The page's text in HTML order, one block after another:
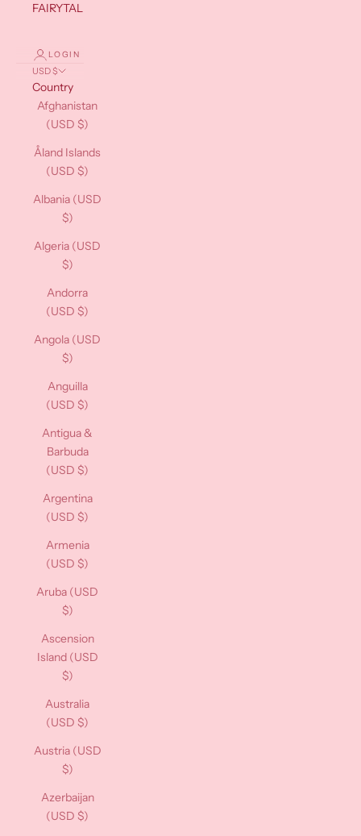
FAIRYTALES
LOGIN
USD $
Country
Afghanistan
(USD $)
Åland Islands
(USD $)
Albania (USD
$)
Algeria (USD
$)
Andorra
(USD $)
Angola (USD
$)
Anguilla
(USD $)
Antigua &
Barbuda
(USD $)
Argentina
(USD $)
Armenia
(USD $)
Aruba (USD
$)
Ascension
Island (USD
$)
Australia
(USD $)
Austria (USD
$)
Azerbaijan
(USD $)